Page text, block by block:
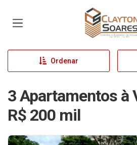
Página
Ordenar
3 Apartamentos à
R$ 200 mil